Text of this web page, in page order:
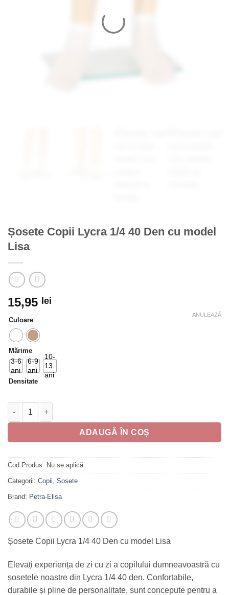
Șosete Copii Lycra 1/4 40 Den cu model
Lisa
15,95 lei
Culoare
Mărime
3-6
ani
6-9
ani
10-
13
ani
Densitate
ANULEAZĂ
Cantitate Șosete Copii Lycra 1/4 40 Den cu model Lisa
ADAUGĂ ÎN COȘ
Cod Produs: Nu se aplică
Categorii: Copii Șosete
Brand: Petra-Elisa
Șosete Copii Lycra 1/4 40 Den cu model Lisa
Elevați experiența de zi cu zi a copilului dumneavoastră cu
șosetele noastre din Lycra 1/4 40 den. Confortabile,
durabile și pline de personalitate, sunt concepute pentru a